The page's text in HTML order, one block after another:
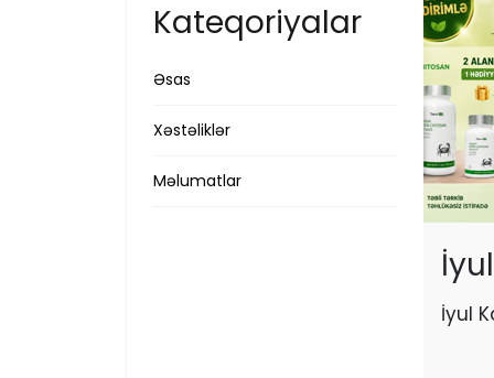
Kateqoriyalar
Əsas
Xəstəliklər
Məlumatlar
İyul